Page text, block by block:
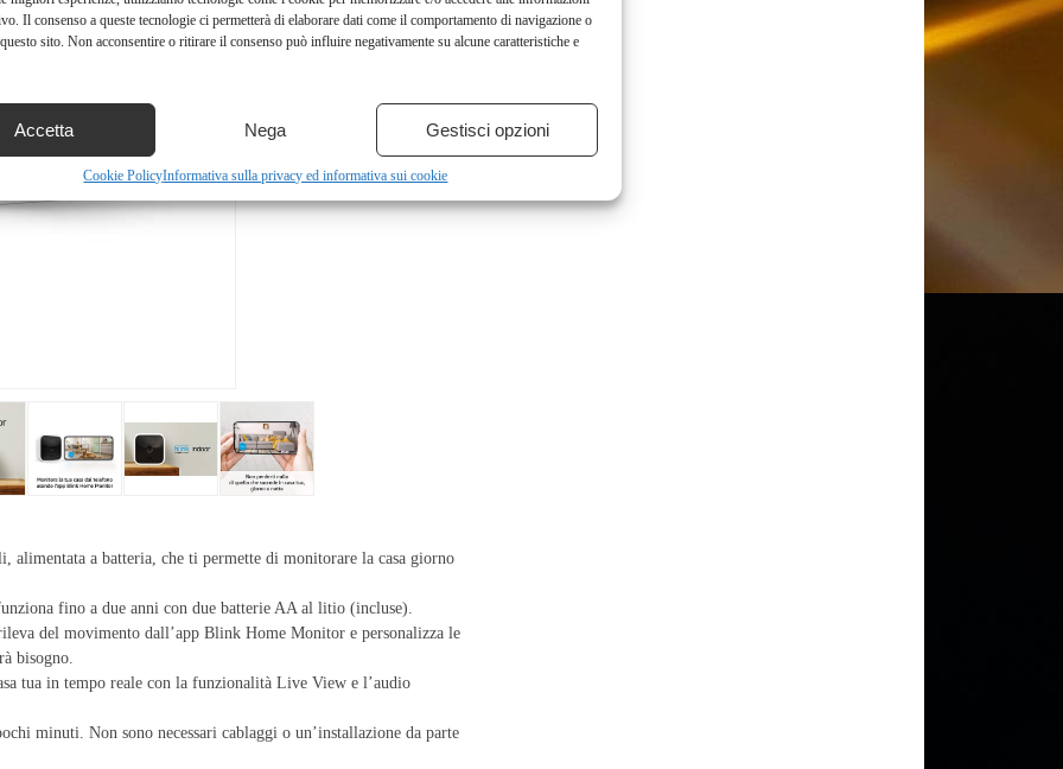
Il consenso a queste tecnologie ci permetterà di elaborare dati come il comportamento di navigazione o
sito. Non acconsentire o ritirare il consenso può influire negativamente su alcune caratteristiche e
Accetta Nega Gestisci opzioni
Cookie PolicyInformativa sulla privacy ed informativa sui cookie
alimentata a batteria, che ti permette di monitorare la casa giorno
fino a due anni con due batterie AA al litio (incluse).
del movimento dall’app Blink Home Monitor e personalizza le
bisogno.
tua in tempo reale con la funzionalità Live View e l’audio
minuti. Non sono necessari cablaggi o un’installazione da parte